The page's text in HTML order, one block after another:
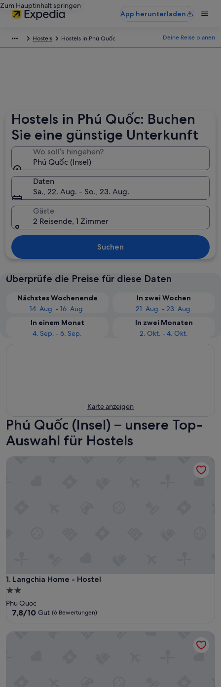
Zum Hauptinhalt springen
App herunterladen
Hostels Hostels in Phú Quốc Deine Reise planen
Hostels in Phú Quốc: Buchen
Sie eine günstige Unterkunft
Wo soll’s hingehen?
Phú Quốc (Insel)
Daten
Sa., 22. Aug. - So., 23. Aug.
Gäste
2 Reisende, 1 Zimmer
Suchen
Überprüfe die Preise für diese Daten
Nächstes Wochenende
14. Aug. - 16. Aug.
In zwei Wochen
21. Aug. - 23. Aug.
In einem Monat
4. Sep. - 6. Sep.
In zwei Monaten
2. Okt. - 4. Okt.
Karte anzeigen
Phú Quốc (Insel) – unsere Top-
Auswahl für Hostels
1. Langchia Home - Hostel
Langchia Home - Hostel
2.0-
Sterne-
Unterkunft
Phu Quoc
7.8
7,8/10 Gut (6 Bewertungen)